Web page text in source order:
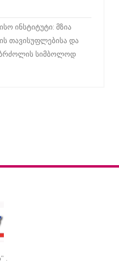
ინსტიტუტი: მზია
თავისუფლებისა და
სიმბოლოდ
.